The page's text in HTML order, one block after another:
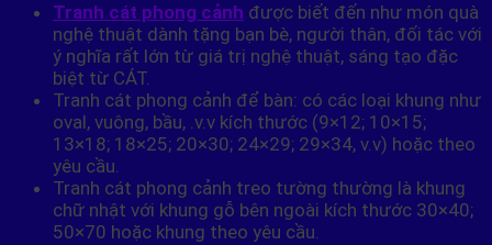
Tranh cát phong cảnh được biết đến như món quà
nghệ thuật dành tặng bạn bè, người thân, đối tác với
ý nghĩa rất lớn từ giá trị nghệ thuật, sáng tạo đặc
biệt từ CÁT.
Tranh cát phong cảnh để bàn: có các loại khung như
oval, vuông, bầu, .v.v kích thước (9×12; 10×15;
13×18; 18×25; 20×30; 24×29; 29×34, v.v) hoặc theo
yêu cầu.
Tranh cát phong cảnh treo tường thường là khung
chữ nhật với khung gỗ bên ngoài kích thước 30×40;
50×70 hoặc khung theo yêu cầu.